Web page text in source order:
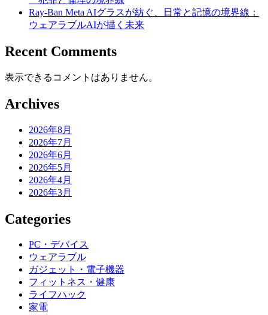
Ray-Ban Meta AIグラスが紡ぐ、日常と記憶の境界線：
ウェアラブルAIが描く未来
Recent Comments
表示できるコメントはありません。
Archives
2026年8月
2026年7月
2026年6月
2026年5月
2026年4月
2026年3月
Categories
PC・デバイス
ウェアラブル
ガジェット・電子機器
フィットネス・健康
ライフハック
家電